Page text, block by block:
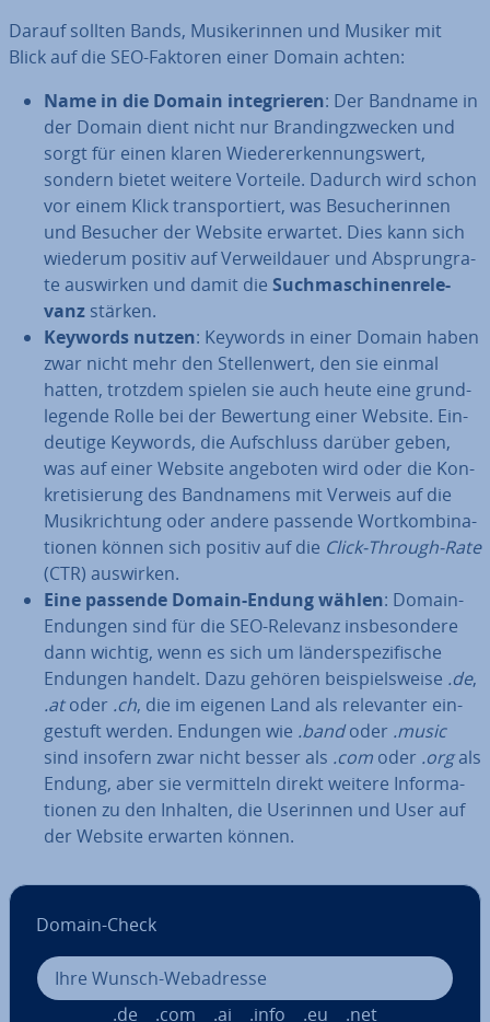
Darauf sollten Bands, Mu­si­ke­rin­nen und Musiker mit
Blick auf die SEO-Faktoren einer Domain achten:
Name in die Domain in­te­grie­ren: Der Bandname in
der Domain dient nicht nur Bran­ding­zwe­cken und
sorgt für einen klaren Wie­der­erken­nungs­wert,
sondern bietet weitere Vorteile. Dadurch wird schon
vor einem Klick trans­por­tiert, was Be­su­che­rin­nen
und Besucher der Website erwartet. Dies kann sich
wiederum positiv auf Ver­weil­dau­er und Ab­sprungra­
te auswirken und damit die Such­ma­schi­nen­re­le­
vanz stärken.
Keywords nutzen: Keywords in einer Domain haben
zwar nicht mehr den Stel­len­wert, den sie einmal
hatten, trotzdem spielen sie auch heute eine grund­
le­gen­de Rolle bei der Bewertung einer Website. Ein­
deu­ti­ge Keywords, die Auf­schluss darüber geben,
was auf einer Website angeboten wird oder die Kon­
kre­ti­sie­rung des Band­na­mens mit Verweis auf die
Mu­sik­rich­tung oder andere passende Wort­kom­bi­na­
tio­nen können sich positiv auf die Click-Through-Rate
(CTR) auswirken.
Eine passende Domain-Endung wählen: Domain-
Endungen sind für die SEO-Relevanz ins­be­son­de­re
dann wichtig, wenn es sich um län­der­spe­zi­fi­sche
Endungen handelt. Dazu gehören bei­spiels­wei­se .de,
.atoder .ch, die im eigenen Land als re­le­van­ter ein­
ge­stuft werden. Endungen wie .bandoder .music
sind insofern zwar nicht besser als .com oder .orgals
Endung, aber sie ver­mit­teln direkt weitere In­for­ma­
tio­nen zu den Inhalten, die Userinnen und User auf
der Website erwarten können.
Domain-Check
.de .com .ai .info .eu .net